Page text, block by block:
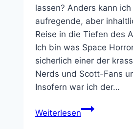
lassen? Anders kann
aufregende, aber
Reise in die Tiefen des
Ich bin was Space
sicherlich einer der
Nerds und Scott-Fans
Insofern war ich der…
WeiterlesenFilmkritik